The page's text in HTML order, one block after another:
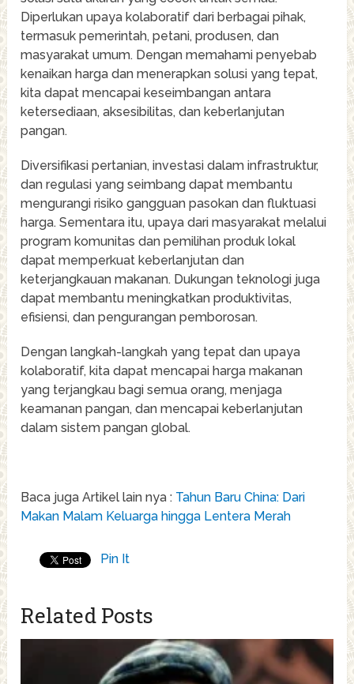
Diperlukan upaya kolaboratif dari berbagai pihak,
termasuk pemerintah, petani, produsen, dan
masyarakat umum. Dengan memahami penyebab
kenaikan harga dan menerapkan solusi yang tepat,
kita dapat mencapai keseimbangan antara
ketersediaan, aksesibilitas, dan keberlanjutan
pangan.
Diversifikasi pertanian, investasi dalam infrastruktur,
dan regulasi yang seimbang dapat membantu
mengurangi risiko gangguan pasokan dan fluktuasi
harga. Sementara itu, upaya dari masyarakat melalui
program komunitas dan pemilihan produk lokal
dapat memperkuat keberlanjutan dan
keterjangkauan makanan. Dukungan teknologi juga
dapat membantu meningkatkan produktivitas,
efisiensi, dan pengurangan pemborosan.
Dengan langkah-langkah yang tepat dan upaya
kolaboratif, kita dapat mencapai harga makanan
yang terjangkau bagi semua orang, menjaga
keamanan pangan, dan mencapai keberlanjutan
dalam sistem pangan global.
Baca juga Artikel lain nya : Tahun Baru China: Dari
Makan Malam Keluarga hingga Lentera Merah
Pin It
Related Posts